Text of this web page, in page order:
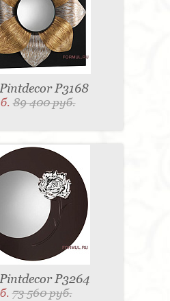
P3168
89 400 руб.
P3264
73 560 руб.